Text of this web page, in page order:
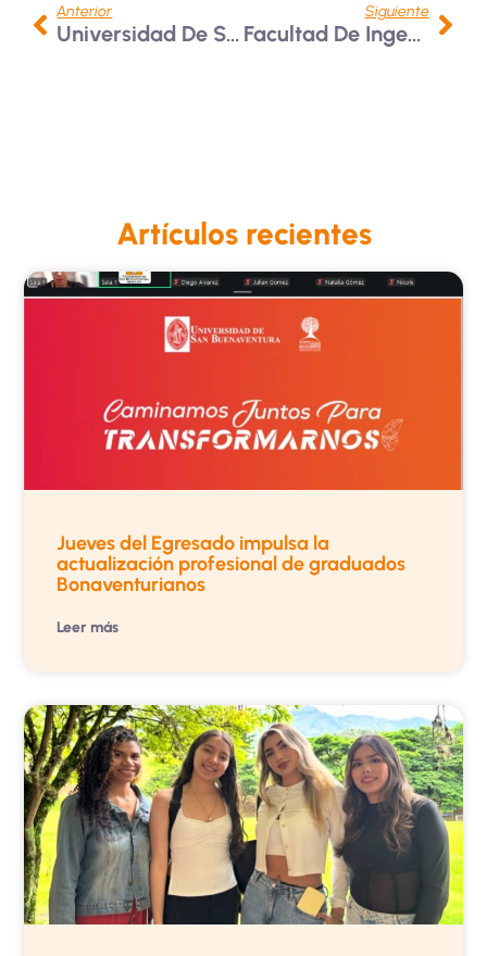
Anterior
Universidad De San Buenaventura Presente En FILBO
Siguiente
Facultad De Ingenierías Presente En El 9° Congreso Multidisciplinar De Perspectivas De La Investigación
Artículos recientes
Jueves del Egresado impulsa la
actualización profesional de graduados
Bonaventurianos
Leer más